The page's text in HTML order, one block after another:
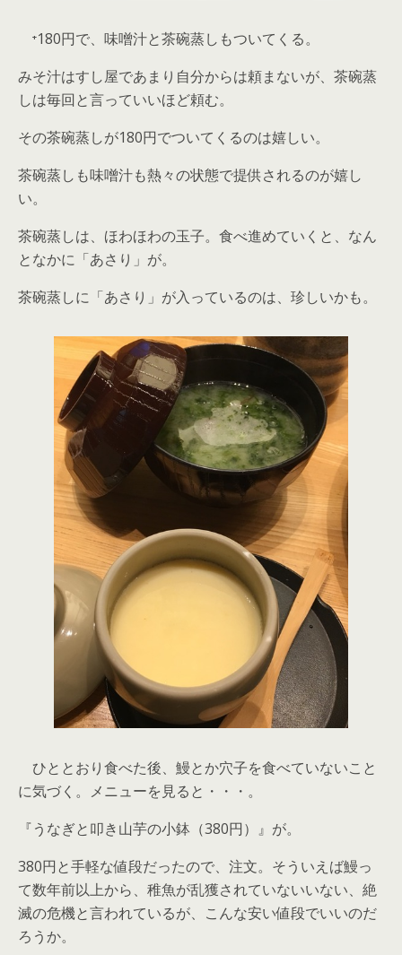
⁺180円で、味噌汁と茶碗蒸しもついてくる。
みそ汁はすし屋であまり自分からは頼まないが、茶碗蒸
しは毎回と言っていいほど頼む。
その茶碗蒸しが180円でついてくるのは嬉しい。
茶碗蒸しも味噌汁も熱々の状態で提供されるのが嬉し
い。
茶碗蒸しは、ほわほわの玉子。食べ進めていくと、なん
となかに「あさり」が。
茶碗蒸しに「あさり」が入っているのは、珍しいかも。
ひととおり食べた後、鰻とか穴子を食べていないこと
に気づく。メニューを見ると・・・。
『うなぎと叩き山芋の小鉢（380円）』が。
380円と手軽な値段だったので、注文。そういえば鰻っ
て数年前以上から、稚魚が乱獲されていないいない、絶
滅の危機と言われているが、こんな安い値段でいいのだ
ろうか。